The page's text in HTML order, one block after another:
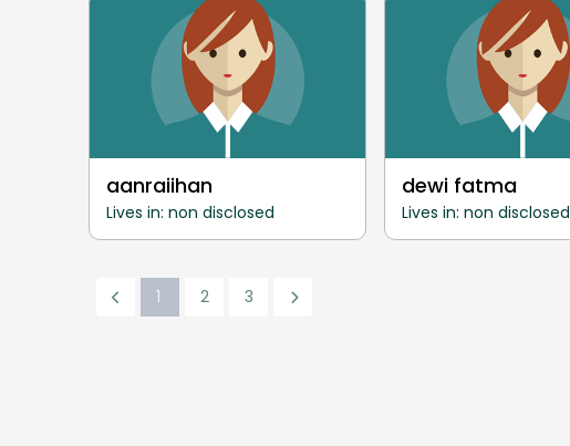
aanraiihan
Lives in: non disclosed
dewi fatma
Lives in: non disclosed
1 2 3